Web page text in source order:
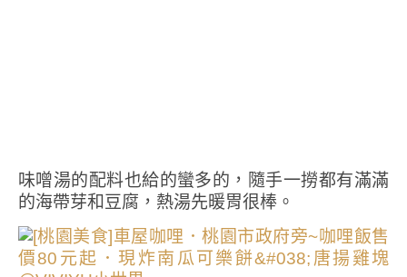
味噌湯的配料也給的蠻多的，隨手一撈都有滿滿
的海帶芽和豆腐，熱湯先暖胃很棒。